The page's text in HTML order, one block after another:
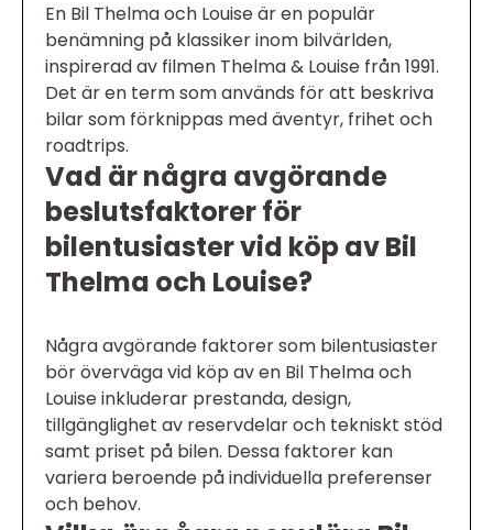
En Bil Thelma och Louise är en populär
benämning på klassiker inom bilvärlden,
inspirerad av filmen Thelma & Louise från 1991.
Det är en term som används för att beskriva
bilar som förknippas med äventyr, frihet och
roadtrips.
Vad är några avgörande
beslutsfaktorer för
bilentusiaster vid köp av Bil
Thelma och Louise?
Några avgörande faktorer som bilentusiaster
bör överväga vid köp av en Bil Thelma och
Louise inkluderar prestanda, design,
tillgänglighet av reservdelar och tekniskt stöd
samt priset på bilen. Dessa faktorer kan
variera beroende på individuella preferenser
och behov.